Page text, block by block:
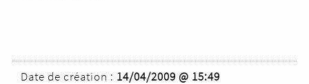
Date de création : 14/04/2009 @ 15:49